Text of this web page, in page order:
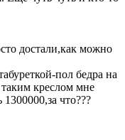
достали,как можно
пол бедра на
таким креслом мне
что???